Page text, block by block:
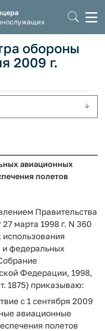
обороны
2009 г.
авиационных
полетов
Правительства
марта 1998 г. N 360
и федеральных
Федерации, 1998,
1875) приказываю:
с 1 сентября 2009
авиационные
полетов